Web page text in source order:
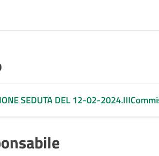
SEDUTA DEL 12-02-